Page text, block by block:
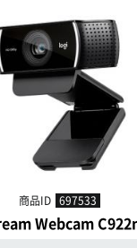
商品ID 697533
Webcam